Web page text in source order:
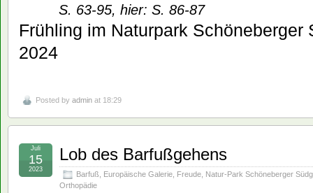
S. 63-95, hier: S. 86-87
Frühling im Naturpark Schöneberger
2024
Posted by admin at 18:29
Lob des Barfußgehens
Barfuß, Europäische Galerie, Freude, Natur-Park Schöneberger
Orthopädie
Juli
15
2023